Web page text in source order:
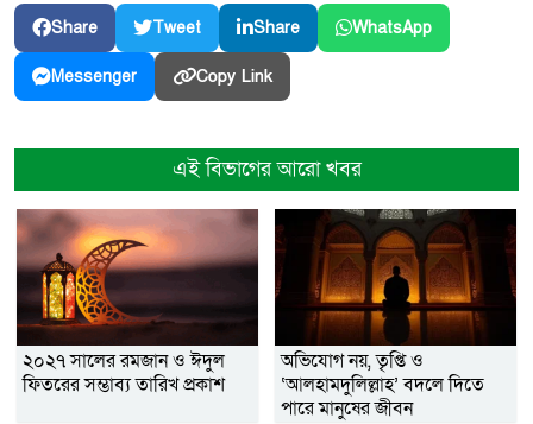
Share Tweet Share WhatsApp
Messenger Copy Link
এই বিভাগের আরো খবর
২০২৭ সালের রমজান ও ঈদুল
ফিতরের সম্ভাব্য তারিখ প্রকাশ
অভিযোগ নয়, তৃপ্তি ও
‘আলহামদুলিল্লাহ’ বদলে দিতে
পারে মানুষের জীবন